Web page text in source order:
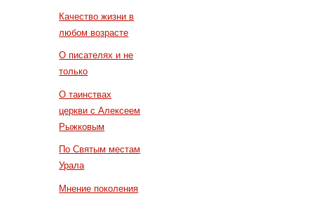
Качество жизни в
любом возрасте
О писателях и не
только
О таинствах
церкви с Алексеем
Рыжковым
По Святым местам
Урала
Мнение поколения